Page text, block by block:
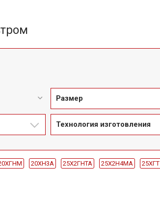
Размер
Технология изготовления
20ХН3А 25Х2ГНТА 25Х2Н4МА 25ХГТ